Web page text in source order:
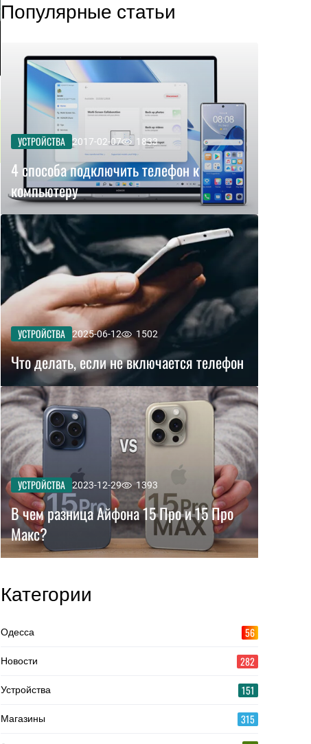
Популярные статьи
УСТРОЙСТВА 2017-02-07 1833
4 способа подключить телефон к
компьютеру
УСТРОЙСТВА 2025-06-12 1502
Что делать, если не включается телефон
УСТРОЙСТВА 2023-12-29 1393
В чем разница Айфона 15 Про и 15 Про
Макс?
Категории
Одесса 56
Новости 282
Устройства 151
Магазины 315